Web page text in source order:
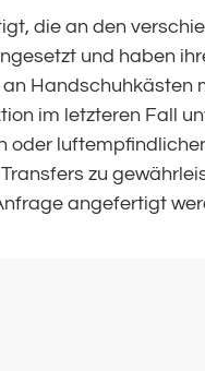
die an den
und haben
im letzteren Fall
zu
angefertigt